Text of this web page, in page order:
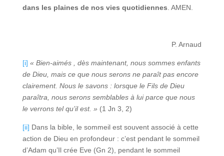
dans les plaines de nos vies quotidiennes . AMEN.
P. Arnaud
[i] « Bien-aimés , dès maintenant, nous sommes enfants
de Dieu, mais ce que nous serons ne paraît pas encore
clairement. Nous le savons : lorsque le Fils de Dieu
paraîtra, nous serons semblables à lui parce que nous
le verrons tel qu’il est. » (1 Jn 3, 2)
[ii] Dans la bible, le sommeil est souvent associé à cette
action de Dieu en profondeur : c’est pendant le sommeil
d’Adam qu’Il crée Eve (Gn 2), pendant le sommeil